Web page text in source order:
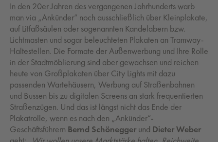
In den 20er Jahren des vergangenen Jahrhunderts warb
man via „Ankünder“ noch ausschließlich über Kleinplakate,
auf Litfaßsäulen oder sogenannten Kandelabern bzw.
Lichtmasten und sogar beleuchteten Plakaten an Tramway-
Haltestellen. Die Formate der Außenwerbung und Ihre Rolle
in der Stadtmöblierung sind aber gewachsen und reichen
heute von Großplakaten über City Lights mit dazu
passenden Wartehäusern, Werbung auf Straßenbahnen
und Bussen bis zu digitalen Screens an stark frequentierten
Straßenzügen. Und das ist längst nicht das Ende der
Plakatrolle, wenn es nach den „Ankünder“-
Geschäftsführern Bernd Schönegger und Dieter Weber